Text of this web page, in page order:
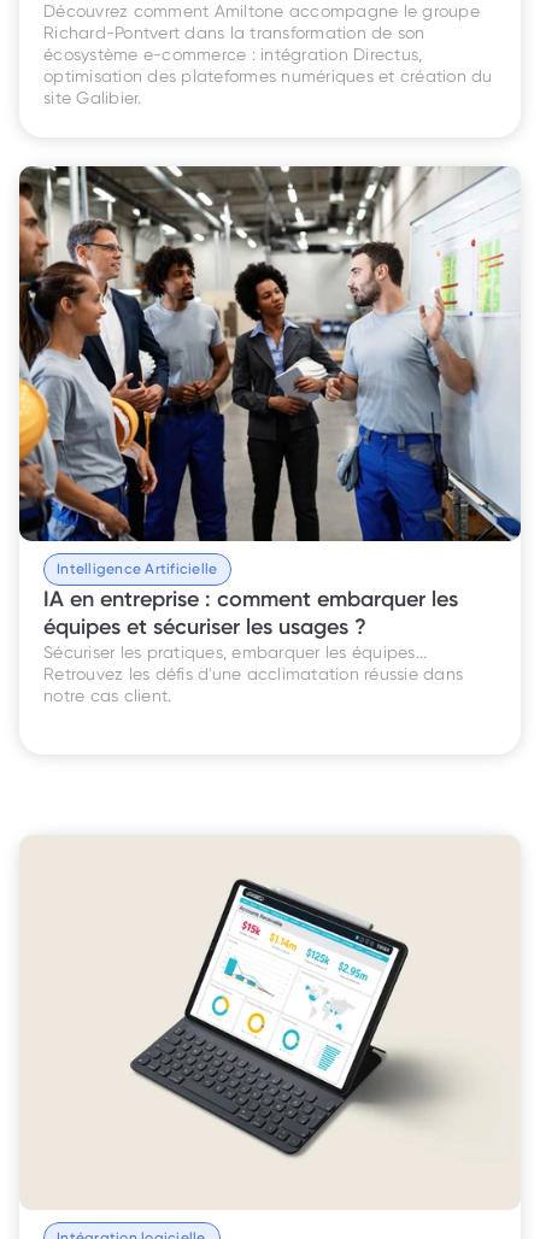
Découvrez comment Amiltone accompagne le groupe
Richard-Pontvert dans la transformation de son
écosystème e-commerce : intégration Directus,
optimisation des plateformes numériques et création du
site Galibier.
Intelligence Artificielle
IA en entreprise : comment embarquer les
équipes et sécuriser les usages ?
Sécuriser les pratiques, embarquer les équipes...
Retrouvez les défis d'une acclimatation réussie dans
notre cas client.